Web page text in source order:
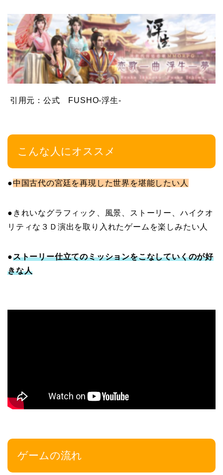
引用元：公式 FUSHO-浮生-
こんな人にオススメ
●中国古代の宮廷を再現した世界を堪能したい人
●きれいなグラフィック、風景、ストーリー、ハイクオ
リティな３Ｄ演出を取り入れたゲームを楽しみたい人
●ストーリー仕立てのミッションをこなしていくのが好
きな人
ゲームの流れ